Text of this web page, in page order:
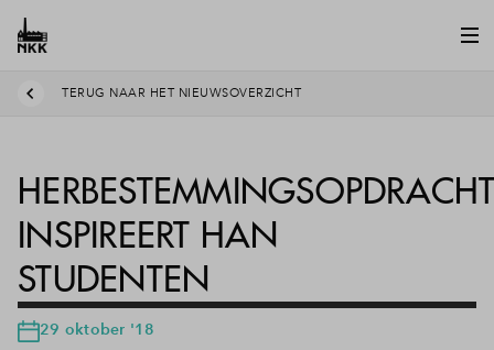
TERUG NAAR HET NIEUWSOVERZICHT
INSPIREERT HAN
STUDENTEN
29 oktober '18